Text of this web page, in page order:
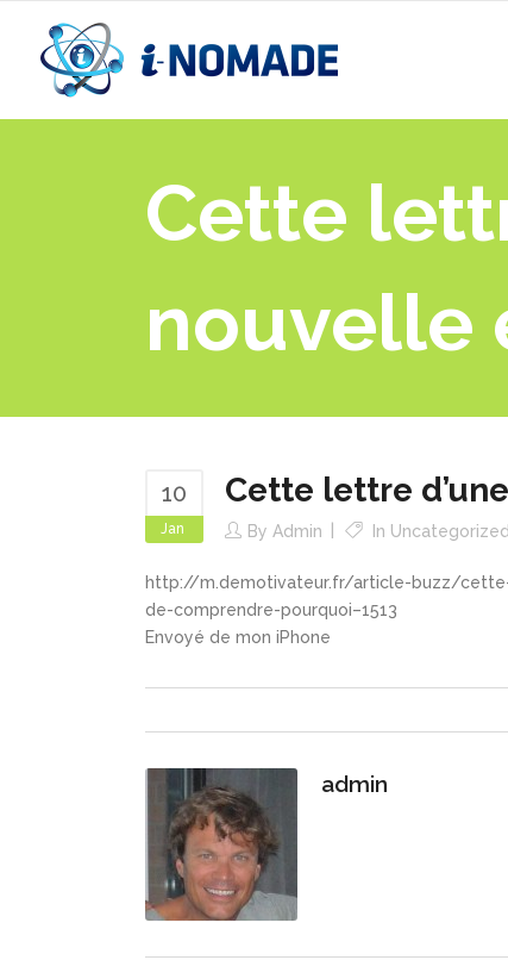
Cette
nouvelle
10
Jan
Cette lettre
By Admin In Uncategorized
http://m.demotivateur.fr/article-buzz/
de-comprendre-pourquoi–1513
Envoyé de mon iPhone
admin